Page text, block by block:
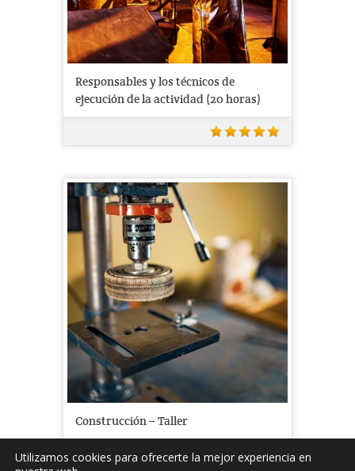
Responsables y los técnicos de
ejecución de la actividad (20 horas)
Construcción – Taller
Utilizamos cookies para ofrecerte la mejor experiencia en